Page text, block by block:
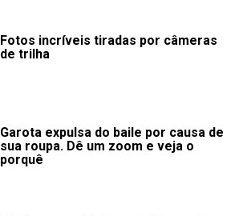
Fotos incríveis tiradas por câmeras
de trilha
Garota expulsa do baile por causa de
sua roupa. Dê um zoom e veja o
porquê